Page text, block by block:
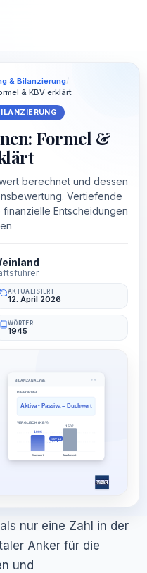
& Bilanzierung/
& KBV erklärt
Formel &
berechnet und dessen
Vertiefende
Entscheidungen
AKTUALISIERT
12. April 2026
WÖRTER
1945
nur eine Zahl in der
Anker für die
und